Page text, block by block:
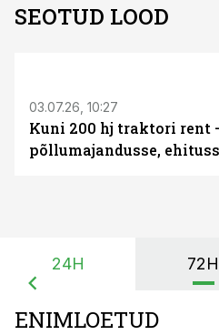
SEOTUD LOOD
03.07.26, 10:27
Kuni 200 hj traktori rent
põllumajandusse,
24H 72H
ENIMLOETUD